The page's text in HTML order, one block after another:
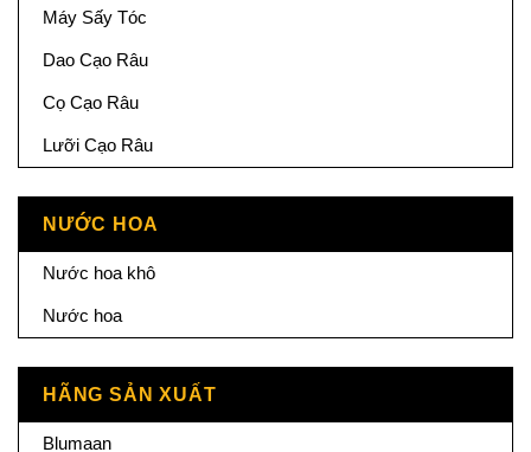
Máy Sấy Tóc
Dao Cạo Râu
Cọ Cạo Râu
Lưỡi Cạo Râu
NƯỚC HOA
Nước hoa khô
Nước hoa
HÃNG SẢN XUẤT
Blumaan